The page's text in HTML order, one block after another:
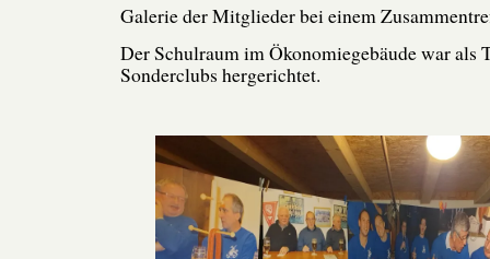
Galerie der Mitglieder bei einem
Der Schulraum im Ökonomiegebäude war als
Sonderclubs hergerichtet.